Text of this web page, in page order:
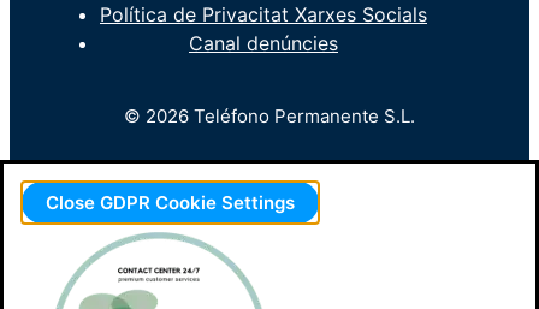
Política de Privacitat Xarxes Socials
Canal denúncies
© 2026 Teléfono Permanente S.L.
Close GDPR Cookie Settings